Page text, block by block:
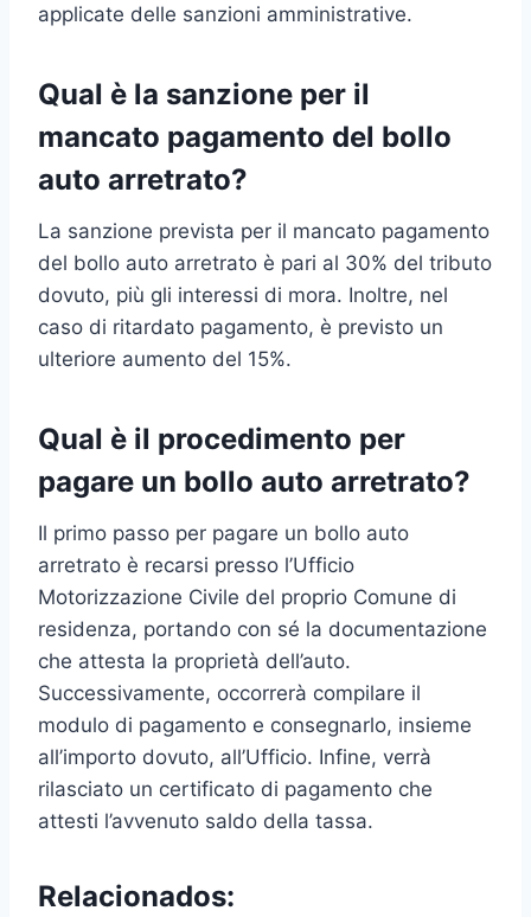
applicate delle sanzioni amministrative.
Qual è la sanzione per il
mancato pagamento del bollo
auto arretrato?
La sanzione prevista per il mancato pagamento
del bollo auto arretrato è pari al 30% del tributo
dovuto, più gli interessi di mora. Inoltre, nel
caso di ritardato pagamento, è previsto un
ulteriore aumento del 15%.
Qual è il procedimento per
pagare un bollo auto arretrato?
Il primo passo per pagare un bollo auto
arretrato è recarsi presso l’Ufficio
Motorizzazione Civile del proprio Comune di
residenza, portando con sé la documentazione
che attesta la proprietà dell’auto.
Successivamente, occorrerà compilare il
modulo di pagamento e consegnarlo, insieme
all’importo dovuto, all’Ufficio. Infine, verrà
rilasciato un certificato di pagamento che
attesti l’avvenuto saldo della tassa.
Relacionados: